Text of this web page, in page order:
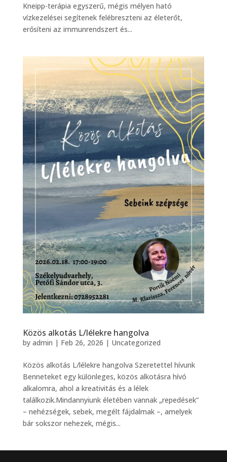
Kneipp-terápia egyszerű, mégis mélyen ható
vízkezelései segítenek felébreszteni az életerőt,
erősíteni az immunrendszert és...
Közös alkotás L/lélekre hangolva
by admin | Feb 26, 2026 | Uncategorized
Közös alkotás L/lélekre hangolva Szeretettel hívunk
Benneteket egy különleges, közös alkotásra hívó
alkalomra, ahol a kreativitás és a lélek
találkozik.Mindannyiunk életében vannak „repedések”
– nehézségek, sebek, megélt fájdalmak –, amelyek
bár sokszor nehezek, mégis...